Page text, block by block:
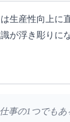
生産性向上に
が浮き彫りに
事の1つでも